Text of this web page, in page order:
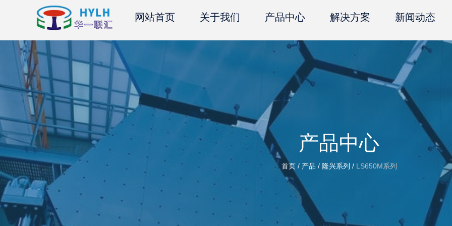
网站首页 关于我们 产品中心 解决方案 新闻动态
产品中心
首页 / 产品 / 隆兴系列 / LS650M系列